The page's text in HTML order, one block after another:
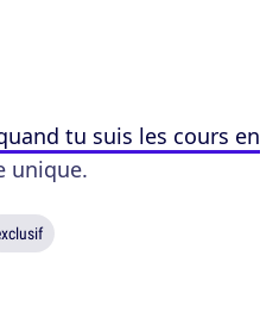
tu suis les cours en
unique.